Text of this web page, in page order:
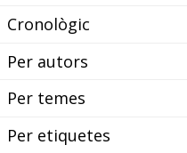
Cronològic
Per autors
Per temes
Per etiquetes